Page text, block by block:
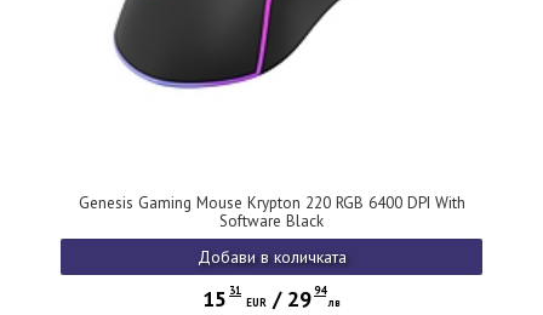
Genesis Gaming Mouse Krypton 220 RGB 6400 DPI With
Software Black
Добави в количката
15 31
EUR / 2994
лв